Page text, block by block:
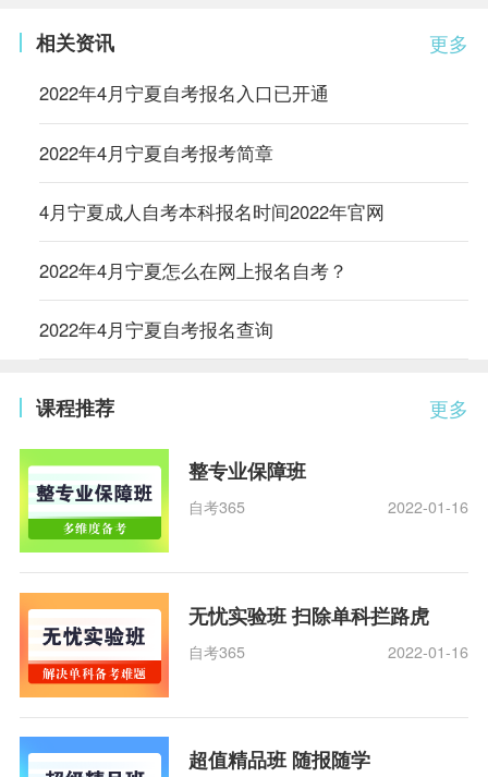
更多
相关资讯
2022年4月宁夏自考报名入口已开通
2022年4月宁夏自考报考简章
4月宁夏成人自考本科报名时间2022年官网
2022年4月宁夏怎么在网上报名自考？
2022年4月宁夏自考报名查询
更多
课程推荐
整专业保障班
自考365 2022-01-16
无忧实验班 扫除单科拦路虎
自考365 2022-01-16
超值精品班 随报随学